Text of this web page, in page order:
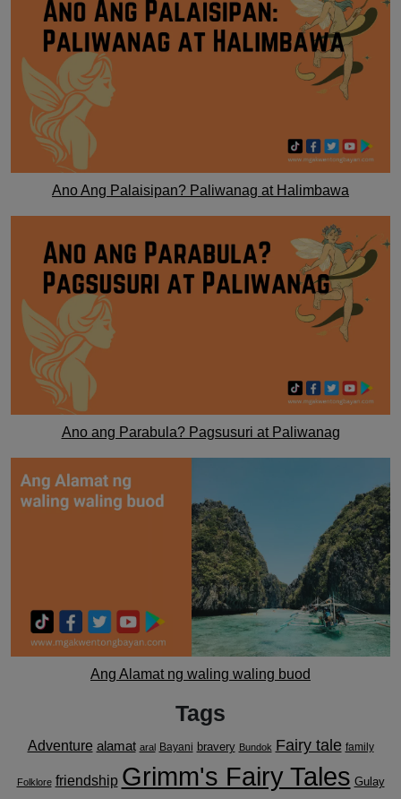
Ano Ang Palaisipan? Paliwanag at Halimbawa
Ano ang Parabula? Pagsusuri at Paliwanag
Ang Alamat ng waling waling buod
Tags
Adventure alamat aral Bayani bravery Bundok Fairy tale family
Folklore friendship Grimm's Fairy Tales Gulay